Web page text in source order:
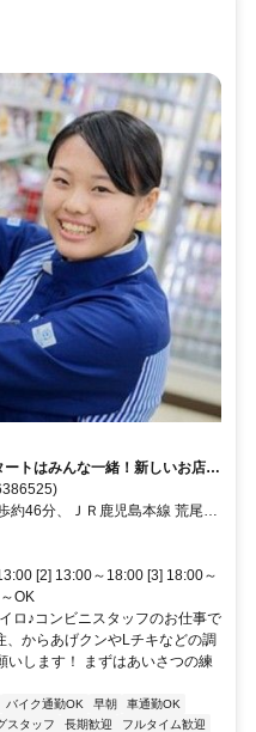
トはみんな一緒！新しいお店を
約46分、ＪＲ鹿児島本線 荒尾
線 長洲北口徒歩約70分
[2] 13:00～18:00 [3] 18:00～
OK
ロ♪コンビニスタッフのお仕事で
からあげクンやLチキなどの調
いします！ まずはあいさつの練
バイク通勤OK 早朝
車通勤OK
スタッフ 長期歓迎
フルタイム歓迎